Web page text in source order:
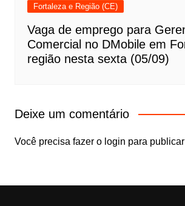
Fortaleza e Região (CE)
Vaga de emprego para
Comercial no DMobile em
região nesta sexta (05/09)
Deixe um comentário
Você precisa fazer o login para